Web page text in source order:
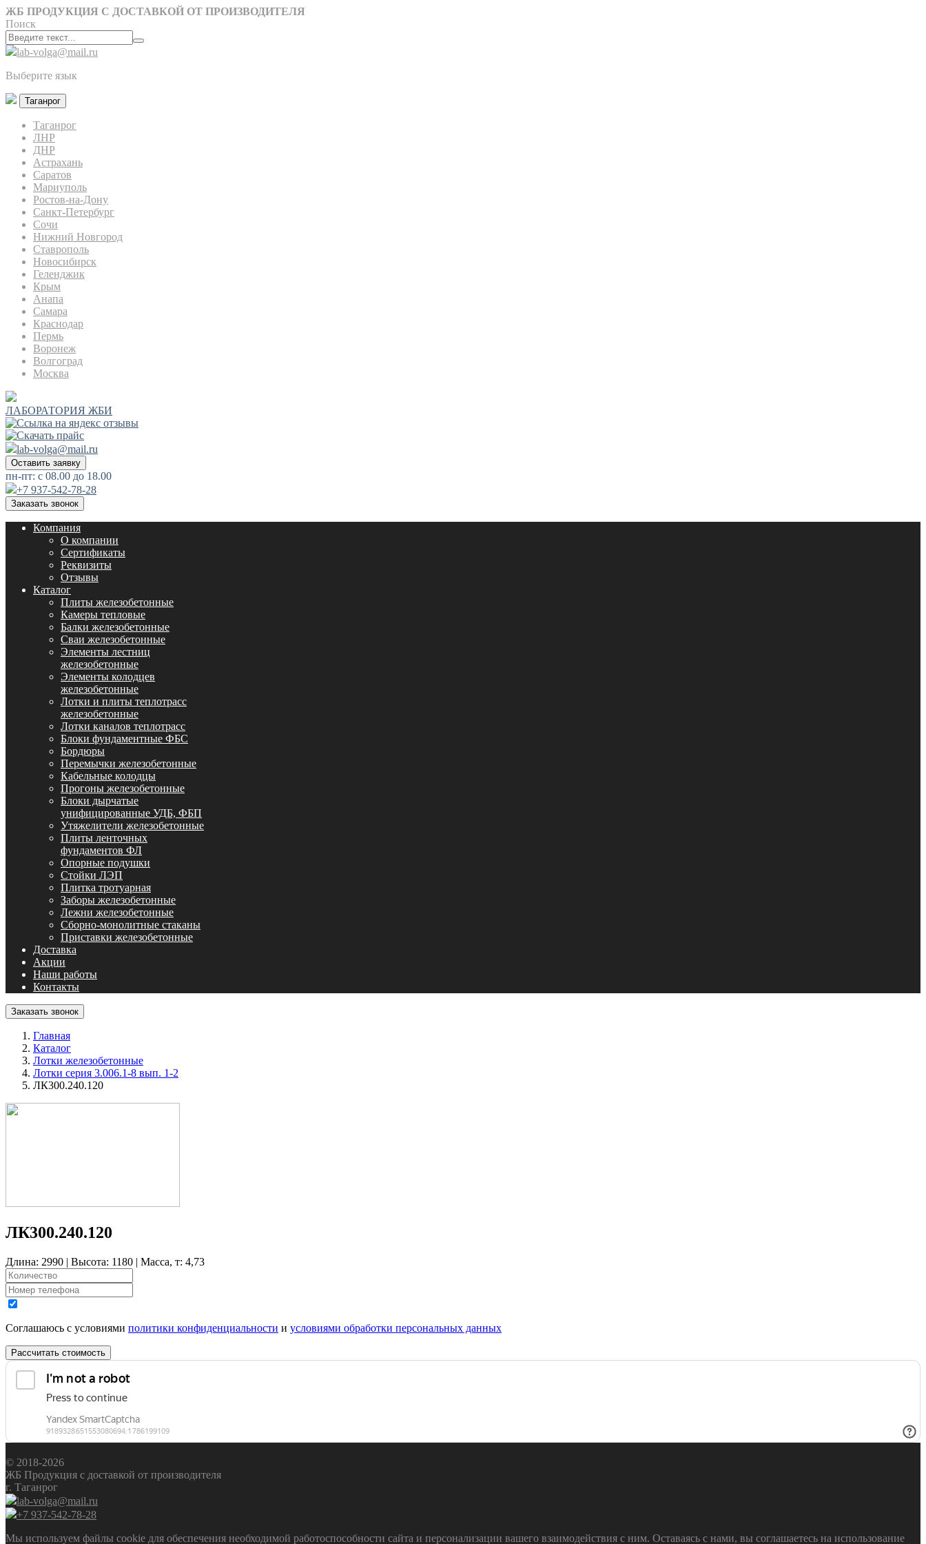
ЖБ ПРОДУКЦИЯ С ДОСТАВКОЙ ОТ ПРОИЗВОДИТЕЛЯ
Поиск
lab-volga@mail.ru
Выберите язык
Таганрог
Таганрог
ЛНР
ДНР
Астрахань
Саратов
Мариуполь
Ростов-на-Дону
Санкт-Петербург
Сочи
Нижний Новгород
Ставрополь
Новосибирск
Геленджик
Крым
Анапа
Самара
Краснодар
Пермь
Воронеж
Волгоград
Москва
ЛАБОРАТОРИЯ ЖБИ
lab-volga@mail.ru
Оставить заявку
пн-пт: с 08.00 до 18.00
+7 937-542-78-28
Заказать звонок
Компания
О компании
Сертификаты
Реквизиты
Отзывы
Каталог
Плиты железобетонные
Камеры тепловые
Балки железобетонные
Сваи железобетонные
Элементы лестниц
железобетонные
Элементы колодцев
железобетонные
Лотки и плиты теплотрасс
железобетонные
Лотки каналов теплотрасс
Блоки фундаментные ФБС
Бордюры
Перемычки железобетонные
Кабельные колодцы
Прогоны железобетонные
Блоки дырчатые
унифицированные УДБ, ФБП
Утяжелители железобетонные
Плиты ленточных
фундаментов ФЛ
Опорные подушки
Стойки ЛЭП
Плитка тротуарная
Заборы железобетонные
Лежни железобетонные
Сборно-монолитные стаканы
Приставки железобетонные
Доставка
Акции
Наши работы
Контакты
Заказать звонок
Главная
Каталог
Лотки железобетонные
Лотки серия 3.006.1-8 вып. 1-2
ЛК300.240.120
ЛК300.240.120
Длина: 2990 | Высота: 1180 | Масса, т: 4,73
Соглашаюсь с условиями политики конфиденциальности и условиями обработки персональных данных
Рассчитать стоимость
© 2018-2026
ЖБ Продукция с доставкой от производителя
г. Таганрог
lab-volga@mail.ru
+7 937-542-78-28
Мы используем файлы cookie для обеспечения необходимой работоспособности сайта и персонализации вашего взаимодействия с ним. Оставаясь с нами, вы соглашаетесь на использование